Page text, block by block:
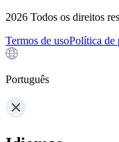
2026 Todos os direitos
Termos de usoPolítica de
Português